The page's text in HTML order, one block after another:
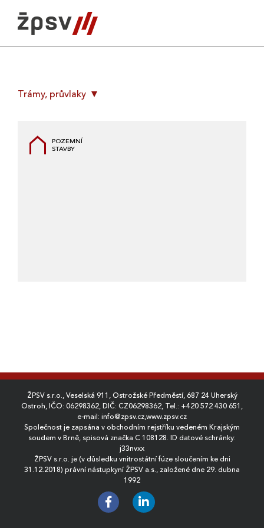
content
Trámy, průvlaky
POZEMNÍ
STAVBY
ŽPSV s.r.o., Veselská 911, Ostrožské Předměstí, 687 24 Uherský
Ostroh, IČO: 06298362, DIČ: CZ06298362, Tel.: +420 572 430 651 ,
e-mail: info@zpsv.cz,www.zpsv.cz
Společnost je zapsána v obchodním rejstříku vedeném Krajským
soudem v Brně, spisová značka C 108128. ID datové schránky:
j33nvxx
ŽPSV s.r.o. je (v důsledku vnitrostátní fúze sloučením ke dni
31.12.2018) právní nástupkyní ŽPSV a.s., založené dne 29. dubna
1992